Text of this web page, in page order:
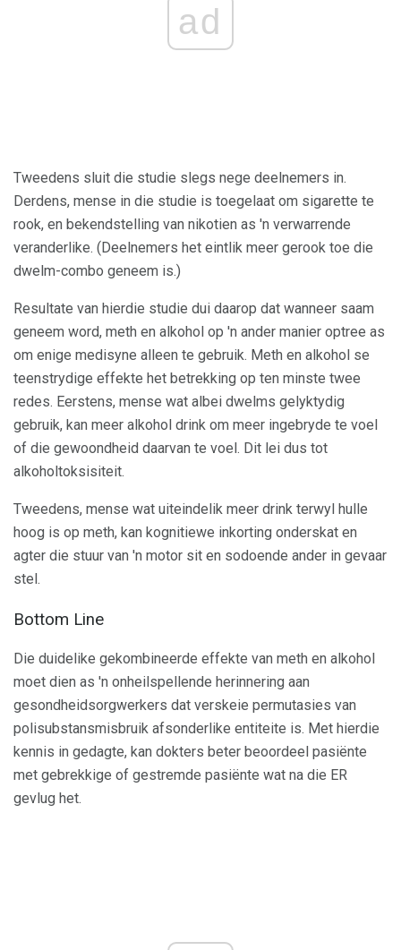
ad
Tweedens sluit die studie slegs nege deelnemers in.
Derdens, mense in die studie is toegelaat om sigarette te
rook, en bekendstelling van nikotien as 'n verwarrende
veranderlike. (Deelnemers het eintlik meer gerook toe die
dwelm-combo geneem is.)
Resultate van hierdie studie dui daarop dat wanneer saam
geneem word, meth en alkohol op 'n ander manier optree as
om enige medisyne alleen te gebruik. Meth en alkohol se
teenstrydige effekte het betrekking op ten minste twee
redes. Eerstens, mense wat albei dwelms gelyktydig
gebruik, kan meer alkohol drink om meer ingebryde te voel
of die gewoondheid daarvan te voel. Dit lei dus tot
alkoholtoksisiteit.
Tweedens, mense wat uiteindelik meer drink terwyl hulle
hoog is op meth, kan kognitiewe inkorting onderskat en
agter die stuur van 'n motor sit en sodoende ander in gevaar
stel.
Bottom Line
Die duidelike gekombineerde effekte van meth en alkohol
moet dien as 'n onheilspellende herinnering aan
gesondheidsorgwerkers dat verskeie permutasies van
polisubstansmisbruik afsonderlike entiteite is. Met hierdie
kennis in gedagte, kan dokters beter beoordeel pasiënte
met gebrekkige of gestremde pasiënte wat na die ER
gevlug het.